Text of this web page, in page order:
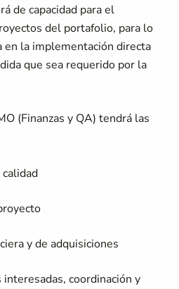
de capacidad para el
del portafolio, para lo
en la implementación directa
que sea requerido por la
(Finanzas y QA) tendrá las
y de adquisiciones
coordinación y